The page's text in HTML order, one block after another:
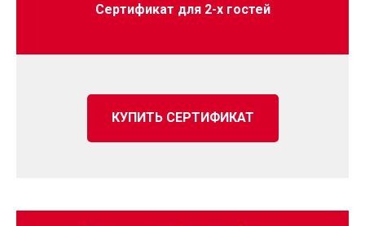
Сертификат для 2-х гостей
КУПИТЬ СЕРТИФИКАТ